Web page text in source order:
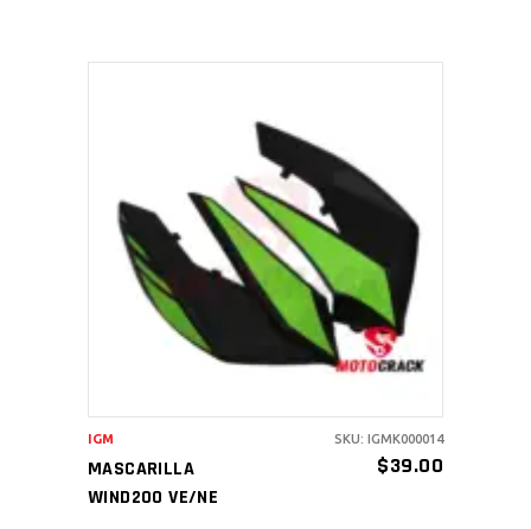
AÑADIR AL CARRITO
MASCARILLA
WIND200 VE/NE
$39.00
IGM SKU: IGMK000014